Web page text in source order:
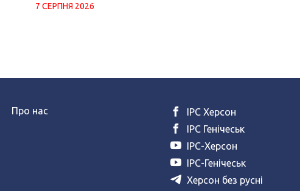
7 СЕРПНЯ 2026
Про нас
ІРС Херсон
ІРС Генічеськ
ІРС-Херсон
ІРС-Генічеськ
Херсон без русні